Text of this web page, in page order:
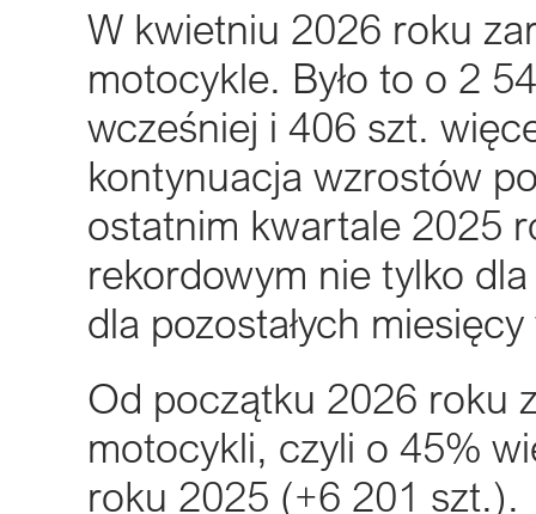
W kwietniu 2026 roku
motocykle. Było to o 2
wcześniej i 406 szt.
kontynuacja wzrostów
ostatnim kwartale 2025
rekordowym nie tylko
dla pozostałych
Od początku 2026 roku
motocykli, czyli o 45%
roku 2025 (+6 201 szt.).